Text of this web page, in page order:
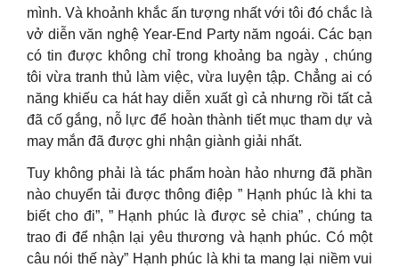
mình. Và khoảnh khắc ấn tượng nhất với tôi đó chắc là
vở diễn văn nghệ Year-End Party năm ngoái. Các bạn
có tin được không chỉ trong khoảng ba ngày , chúng
tôi vừa tranh thủ làm việc, vừa luyện tập. Chẳng ai có
năng khiếu ca hát hay diễn xuất gì cả nhưng rồi tất cả
đã cố gắng, nỗ lực để hoàn thành tiết mục tham dự và
may mắn đã được ghi nhận giành giải nhất.
Tuy không phải là tác phẩm hoàn hảo nhưng đã phần
nào chuyển tải được thông điệp ” Hạnh phúc là khi ta
biết cho đi”, ” Hạnh phúc là được sẻ chia” , chúng ta
trao đi để nhận lại yêu thương và hạnh phúc. Có một
câu nói thế này” Hạnh phúc là khi ta mang lại niềm vui